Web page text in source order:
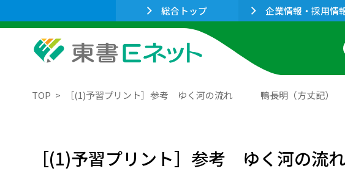
総合トップ 企業情報・採用情
TOP ［(1)予習プリント］参考 ゆく河の流れ 鴨長明（方丈記）
［(1)予習プリント］参考 ゆく河の